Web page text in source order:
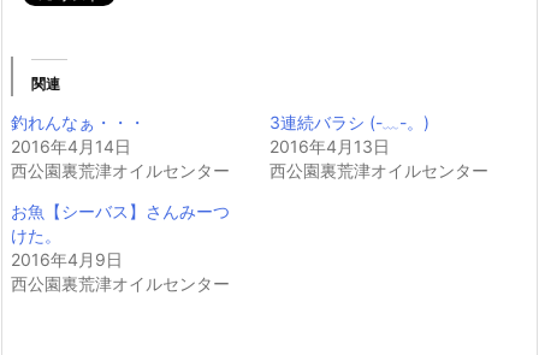
関連
釣れんなぁ・・・
2016年4月14日
西公園裏荒津オイルセンター
3連続バラシ (-﹏-。)
2016年4月13日
西公園裏荒津オイルセンター
お魚【シーバス】さんみーつ
けた。
2016年4月9日
西公園裏荒津オイルセンター